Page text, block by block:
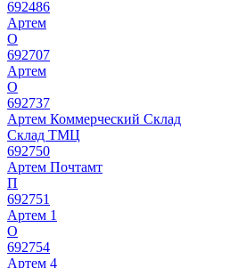
692486
Артем
О
692707
Артем
О
692737
Артем Коммерческий Склад
Склад ТМЦ
692750
Артем Почтамт
П
692751
Артем 1
О
692754
Артем 4